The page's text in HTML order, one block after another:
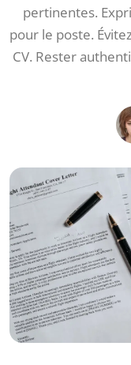
pertinentes.
pour le poste.
CV. Rester